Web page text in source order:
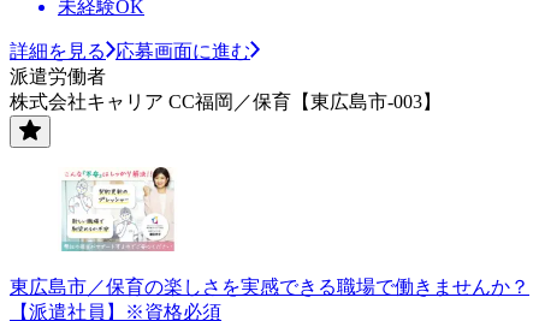
未経験OK
詳細を見る
応募画面に進む
派遣労働者
株式会社キャリア CC福岡／保育【東広島市-003】
東広島市／保育の楽しさを実感できる職場で働きませんか？
【派遣社員】※資格必須